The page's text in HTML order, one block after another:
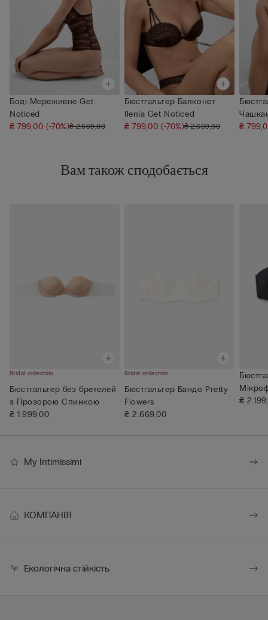
Боді Мереживне Get
Noticed
₴ 799,00(-70%)₴ 2.669,00
Бюстгальтер Балконет
Ilenia Get Noticed
₴ 799,00(-70%)₴ 2.669,00
₴
Вам також сподобається
Bridal collection
Бюстгальтер без бретелей
з Прозорою Спинкою
₴ 1.999,00
Bridal collection
Бюстгальтер Бандо Pretty
Flowers
₴ 2.669,00
₴
My Intimissimi
КОМПАНІЯ
Екологічна стійкість